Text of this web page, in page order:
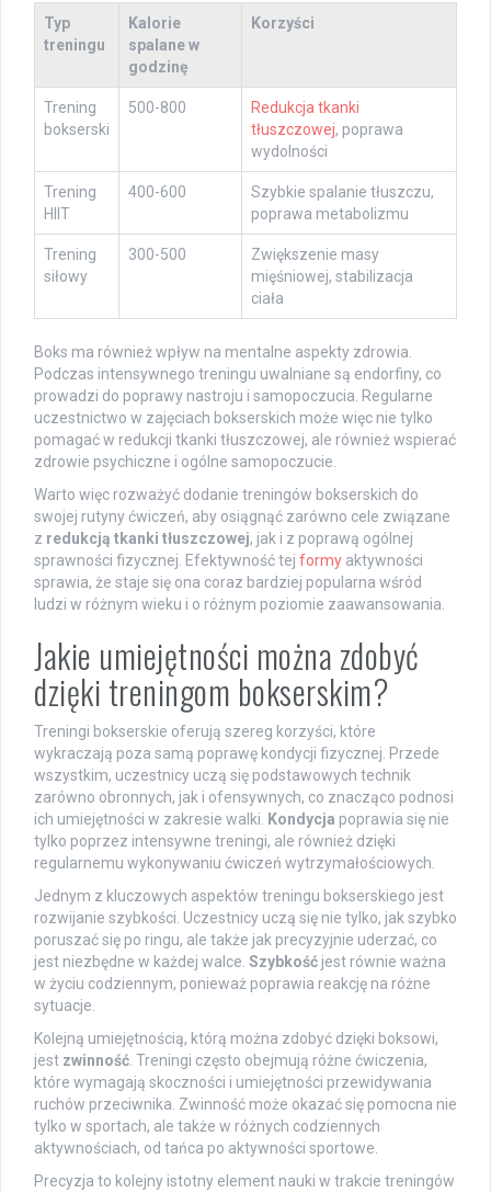
Typ
treningu
Kalorie
spalane w
godzinę
Korzyści
Trening
bokserski
500-800
Redukcja tkanki
tłuszczowej, poprawa
wydolności
Trening
HIIT
400-600
Szybkie spalanie tłuszczu,
poprawa metabolizmu
Trening
siłowy
300-500
Zwiększenie masy
mięśniowej, stabilizacja
ciała
Boks ma również wpływ na mentalne aspekty zdrowia.
Podczas intensywnego treningu uwalniane są endorfiny, co
prowadzi do poprawy nastroju i samopoczucia. Regularne
uczestnictwo w zajęciach bokserskich może więc nie tylko
pomagać w redukcji tkanki tłuszczowej, ale również wspierać
zdrowie psychiczne i ogólne samopoczucie.
Warto więc rozważyć dodanie treningów bokserskich do
swojej rutyny ćwiczeń, aby osiągnąć zarówno cele związane
z redukcją tkanki tłuszczowej, jak i z poprawą ogólnej
sprawności fizycznej. Efektywność tej formy aktywności
sprawia, że staje się ona coraz bardziej popularna wśród
ludzi w różnym wieku i o różnym poziomie zaawansowania.
Jakie umiejętności można zdobyć
dzięki treningom bokserskim?
Treningi bokserskie oferują szereg korzyści, które
wykraczają poza samą poprawę kondycji fizycznej. Przede
wszystkim, uczestnicy uczą się podstawowych technik
zarówno obronnych, jak i ofensywnych, co znacząco podnosi
ich umiejętności w zakresie walki. Kondycja poprawia się nie
tylko poprzez intensywne treningi, ale również dzięki
regularnemu wykonywaniu ćwiczeń wytrzymałościowych.
Jednym z kluczowych aspektów treningu bokserskiego jest
rozwijanie szybkości. Uczestnicy uczą się nie tylko, jak szybko
poruszać się po ringu, ale także jak precyzyjnie uderzać, co
jest niezbędne w każdej walce. Szybkość jest równie ważna
w życiu codziennym, ponieważ poprawia reakcję na różne
sytuacje.
Kolejną umiejętnością, którą można zdobyć dzięki boksowi,
jest zwinność. Treningi często obejmują różne ćwiczenia,
które wymagają skoczności i umiejętności przewidywania
ruchów przeciwnika. Zwinność może okazać się pomocna nie
tylko w sportach, ale także w różnych codziennych
aktywnościach, od tańca po aktywności sportowe.
Precyzja to kolejny istotny element nauki w trakcie treningów